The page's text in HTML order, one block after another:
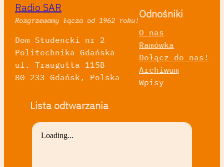
Radio SAR
Rozgrzewamy łącza od 1962 roku!
Dom Studencki nr 2
Politechnika Gdańska
ul. Traugutta 115B
80-233 Gdańsk, Polska
Odnośniki
O nas
Ramówka
Dołącz do nas!
Archiwum
Wpisy
Lista odtwarzania